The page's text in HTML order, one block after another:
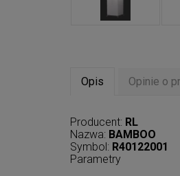
Opis Opinie o
Producent: RL
Nazwa: BAMBOO
Symbol: R40122001
Parametry